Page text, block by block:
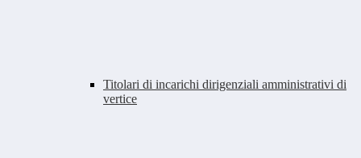
Titolari di incarichi dirigenziali amministrativi di
vertice